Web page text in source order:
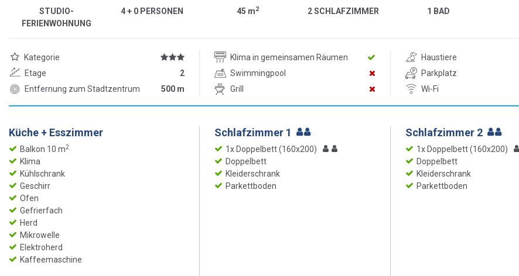
STUDIO-
FERIENWOHNUNG
4 + 0 PERSONEN 45 m2 2 SCHLAFZIMMER 1 BAD
Kategorie Klima in gemeinsamen Räumen
Haustiere
Etage
2 Swimmingpool
Parkplatz
Entfernung zum Stadtzentrum
500 m Grill Wi-Fi
Küche + Esszimmer
Balkon 10 m2
Klima
Kühlschrank
Geschirr
Ofen
Gefrierfach
Herd
Mikrowelle
Elektroherd
Kaffeemaschine
Schlafzimmer 1
1x Doppelbett (160x200)
Doppelbett
Kleiderschrank
Parkettboden
Schlafzimmer 2
1x Doppelbett (160x200)
Doppelbett
Kleiderschrank
Parkettboden